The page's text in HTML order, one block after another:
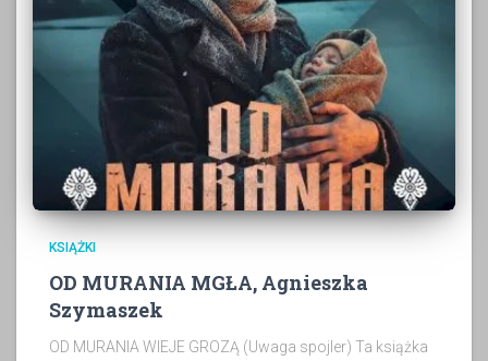
KSIĄŻKI
OD MURANIA MGŁA, Agnieszka
Szymaszek
OD MURANIA WIEJE GROZĄ (Uwaga spojler) Ta książka